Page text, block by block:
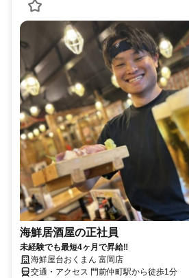
海鮮居酒屋の正社員
未経験でも最短4ヶ月で昇給‼
海鮮屋台おくまん 富岡店
交通・アクセス 門前仲町駅から徒歩1分